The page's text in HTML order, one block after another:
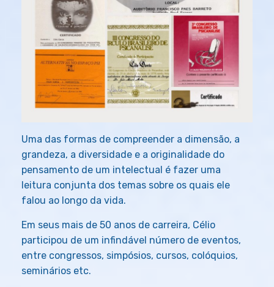
Uma das formas de compreender a dimensão, a
grandeza, a diversidade e a originalidade do
pensamento de um intelectual é fazer uma
leitura conjunta dos temas sobre os quais ele
falou ao longo da vida.
Em seus mais de 50 anos de carreira, Célio
participou de um infindável número de eventos,
entre congressos, simpósios, cursos, colóquios,
seminários etc.